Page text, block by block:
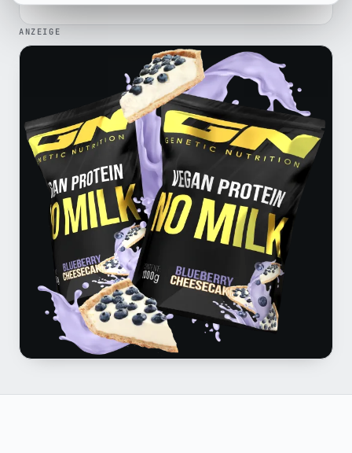
ANZEIGE